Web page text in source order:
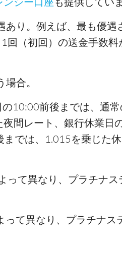
あり。例えば、最も優遇
回（初回）の送金手数料
合。
10:00前後までは、通
間レート、銀行休業日
では、1.015を乗じた
って異なり、プラチナ
って異なり、プラチナス